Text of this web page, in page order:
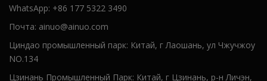
WhatsApp: +86 177 5322 3490
Почта: ainuo@ainuo.com
Циндао промышленный парк: Китай, г Лаошань, ул Чжучжоу
NO.134
Цзинань Промышленный Парк: Китай, г Цзинань, р-н Личэн,